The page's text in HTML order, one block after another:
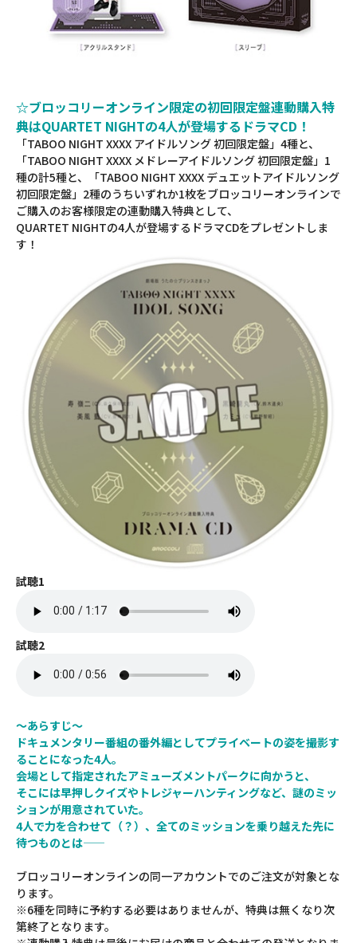
☆ブロッコリーオンライン限定の初回限定盤連動購入特
典はQUARTET NIGHTの4人が登場するドラマCD！
「TABOO NIGHT XXXX アイドルソング 初回限定盤」4種と、
「TABOO NIGHT XXXX メドレーアイドルソング 初回限定盤」1
種の計5種と、「TABOO NIGHT XXXX デュエットアイドルソング
初回限定盤」2種のうちいずれか1枚をブロッコリーオンラインで
ご購入のお客様限定の連動購入特典として、
QUARTET NIGHTの4人が登場するドラマCDをプレゼントしま
す！
試聴1
試聴2
～あらすじ～
ドキュメンタリー番組の番外編としてプライベートの姿を撮影す
ることになった4人。
会場として指定されたアミューズメントパークに向かうと、
そこには早押しクイズやトレジャーハンティングなど、謎のミッ
ションが用意されていた。
4人で力を合わせて（？）、全てのミッションを乗り越えた先に
待つものとは――
ブロッコリーオンラインの同一アカウントでのご注文が対象とな
ります。
※6種を同時に予約する必要はありませんが、特典は無くなり次
第終了となります。